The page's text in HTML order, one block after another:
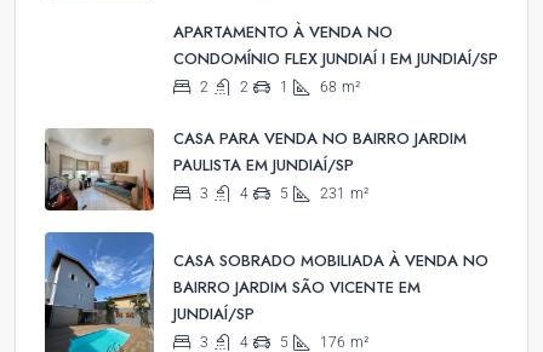
APARTAMENTO À VENDA NO
CONDOMÍNIO FLEX JUNDIAÍ I EM JUNDIAÍ/SP
2 2 1 68 m²
CASA PARA VENDA NO BAIRRO JARDIM
PAULISTA EM JUNDIAÍ/SP
3 4 5 231 m²
CASA SOBRADO MOBILIADA À VENDA NO
BAIRRO JARDIM SÃO VICENTE EM
JUNDIAÍ/SP
3 4 5 176 m²